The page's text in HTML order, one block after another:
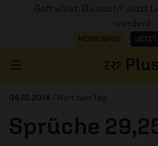
Gott wirkt. Du auch? Jetzt
werden!
MEHR INFOS JETZT
ERZÄHL MAL
04.10.2014 / Wort zum Tag
Sprüche